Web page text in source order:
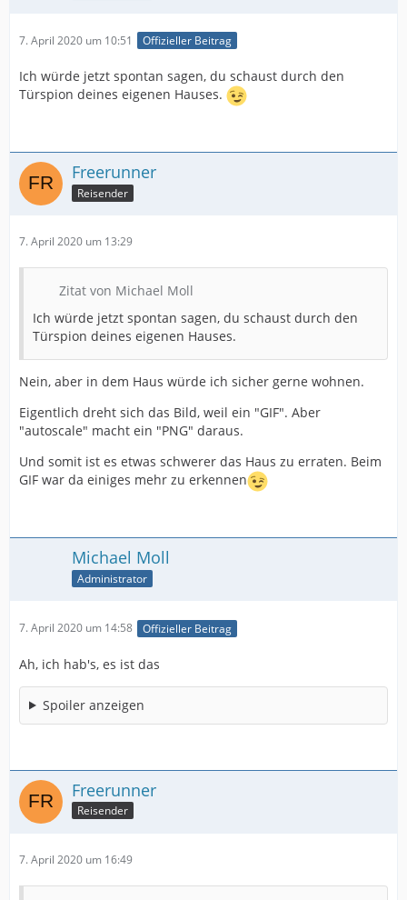
7. April 2020 um 10:51 Offizieller Beitrag
Ich würde jetzt spontan sagen, du schaust durch den
Türspion deines eigenen Hauses.
Freerunner
Reisender
7. April 2020 um 13:29
Zitat von Michael Moll
Ich würde jetzt spontan sagen, du schaust durch den
Türspion deines eigenen Hauses.
Nein, aber in dem Haus würde ich sicher gerne wohnen.
Eigentlich dreht sich das Bild, weil ein "GIF". Aber
"autoscale" macht ein "PNG" daraus.
Und somit ist es etwas schwerer das Haus zu erraten. Beim
GIF war da einiges mehr zu erkennen
Michael Moll
Administrator
7. April 2020 um 14:58 Offizieller Beitrag
Ah, ich hab's, es ist das
Spoiler anzeigen
Freerunner
Reisender
7. April 2020 um 16:49